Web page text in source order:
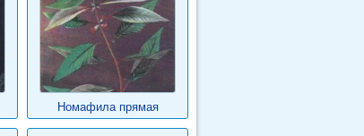
Номафила прямая